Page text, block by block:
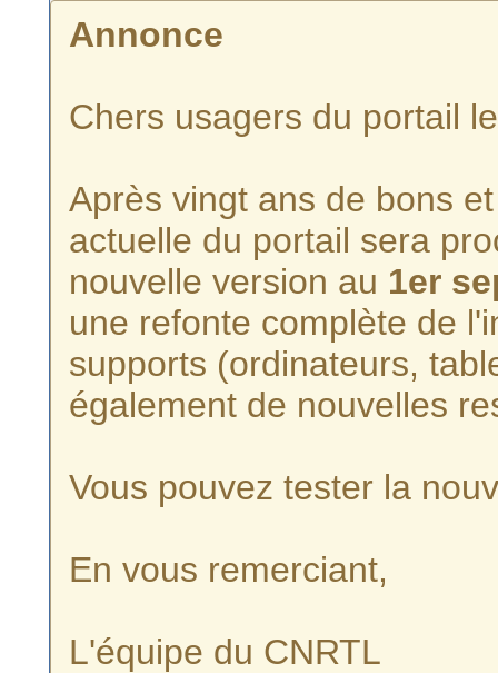
Annonce
Chers usagers du portail
Après vingt ans de bons
actuelle du portail sera
nouvelle version au 1er
une refonte complète de
supports (ordinateurs,
également de nouvelles
Vous pouvez tester la
En vous remerciant,
L'équipe du CNRTL